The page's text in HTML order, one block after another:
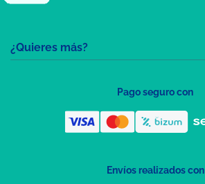
¿Quieres más?
Pago seguro con
Envíos realizados con